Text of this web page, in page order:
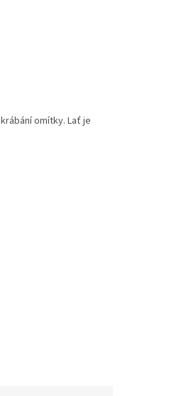
omítky. Lať je